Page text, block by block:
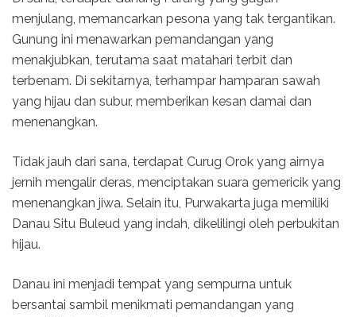
menjulang, memancarkan pesona yang tak tergantikan.
Gunung ini menawarkan pemandangan yang
menakjubkan, terutama saat matahari terbit dan
terbenam. Di sekitarnya, terhampar hamparan sawah
yang hijau dan subur, memberikan kesan damai dan
menenangkan.
Tidak jauh dari sana, terdapat Curug Orok yang airnya
jernih mengalir deras, menciptakan suara gemericik yang
menenangkan jiwa. Selain itu, Purwakarta juga memiliki
Danau Situ Buleud yang indah, dikelilingi oleh perbukitan
hijau.
Danau ini menjadi tempat yang sempurna untuk
bersantai sambil menikmati pemandangan yang